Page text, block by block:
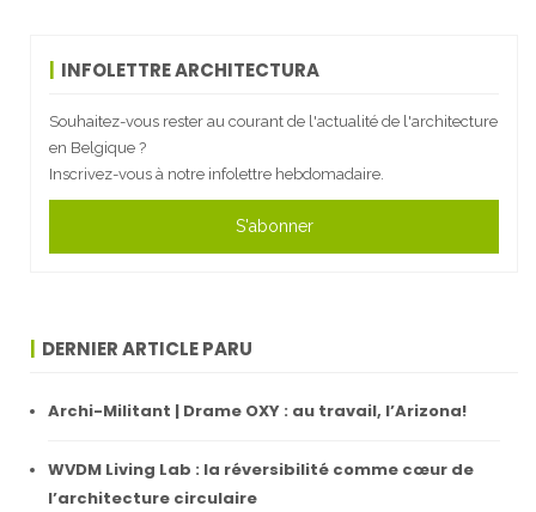
INFOLETTRE ARCHITECTURA
Souhaitez-vous rester au courant de l'actualité de l'architecture
en Belgique ?
Inscrivez-vous à notre infolettre hebdomadaire.
S'abonner
DERNIER ARTICLE PARU
Archi-Militant | Drame OXY : au travail, l’Arizona!
WVDM Living Lab : la réversibilité comme cœur de
l’architecture circulaire